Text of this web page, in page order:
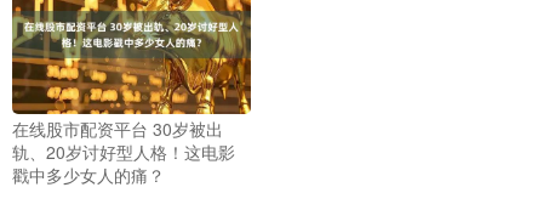
在线股市配资平台 30岁被出
轨、20岁讨好型人格！这电影
戳中多少女人的痛？